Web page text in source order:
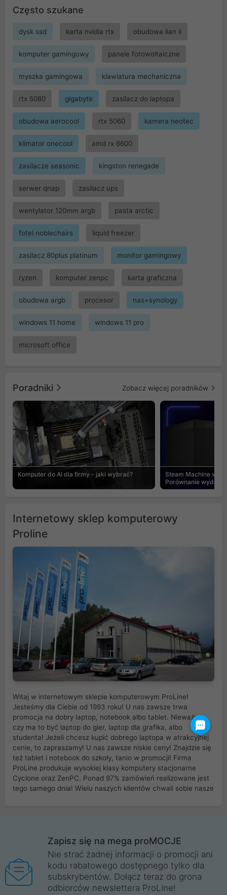
Często szukane
dysk ssd karta nvidia rtx obudowa lian li
komputer gamingowy panele fotowoltaiczne
myszka gamingowa klawiatura mechaniczna
rtx 5080 gigabyte zasilacz do laptopa
obudowa aerocool rtx 5060 kamera neotec
klimator onecool amd rx 6600
zasilacze seasonic kingston renegade
serwer qnap zasilacz ups
wentylator 120mm argb pasta arctic
fotel noblechairs liquid freezer
zasilacz 80plus platinum monitor gamingowy
ryzen komputer zenpc karta graficzna
obudowa argb procesor nas+synology
windows 11 home windows 11 pro
microsoft office
Poradniki Zobacz więcej poradników
Komputer do AI dla firmy - jaki wybrać?
Steam Machine vs
Porównanie
Internetowy sklep komputerowy
Proline
Witaj w internetowym sklepie komputerowym ProLine!
Jesteśmy dla Ciebie od 1993 roku! U nas zawsze trwa
promocja na dobry laptop, notebook albo tablet. Nieważne
czy ma to być laptop do gier, laptop dla grafika, albo
studenta! Jeżeli chcesz kupić dobrego laptopa w atrakcyjnej
cenie, to zapraszamy! U nas zawsze niskie ceny! Znajdzie się
też tablet i notebook do szkoły, tanio w promocji! Firma
ProLine produkuje wysokiej klasy komputery stacjonarne
Cyclone oraz ZenPC. Ponad 97% zamówień realizowane jest
tego samego dnia! Wielu naszych klientów chwali sobie nasze
Wrocław, Poznań, Legnica, Katowice, Gliwice, Kalisz, Bytom,
Trzebnica, Opole. Szybka i profesjonalna obsługa!
ProLine to polska firma ze 100% polskim kapitałem. Działamy
legalnie i płacimy podatki w naszym kraju! Posiadamy siedzibę
główną w Mirkowie oraz salony na terenie kraju. Cała
Zapisz się na mega proMOCJE
Nie strać żadnej informacji o promocji ani
kodu rabatowego dostępnego tylko dla
subskrybentów. Dołącz teraz do grona
odbiorców newslettera ProLine!